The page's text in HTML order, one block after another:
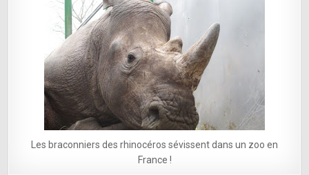
Les braconniers des rhinocéros sévissent dans un zoo en
France !